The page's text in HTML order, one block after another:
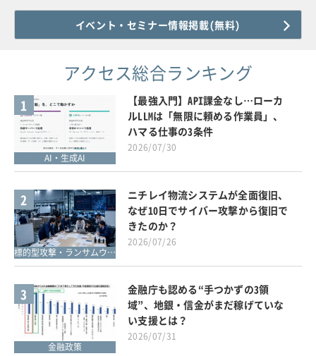
イベント・セミナー情報掲載(無料)
アクセス総合ランキング
1
AI・生成AI
【最強入門】API課金なし…ローカ
ルLLMは「無限に頼める作業員」、
ハマる仕事の3条件
2026/07/30
2
標的型攻撃・ランサムウェア対策
ニチレイ物流システムが全面復旧、
なぜ10日でサイバー攻撃から復旧で
きたのか？
2026/07/26
3
金融政策
金融庁も認める“手つかずの3領
域”、地銀・信金がまだ稼げていな
い支援とは？
2026/07/31